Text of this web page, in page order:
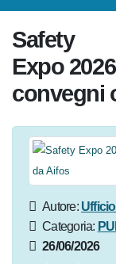
Safety
Expo
convegni
Autore:
Categoria:
26/06/2026